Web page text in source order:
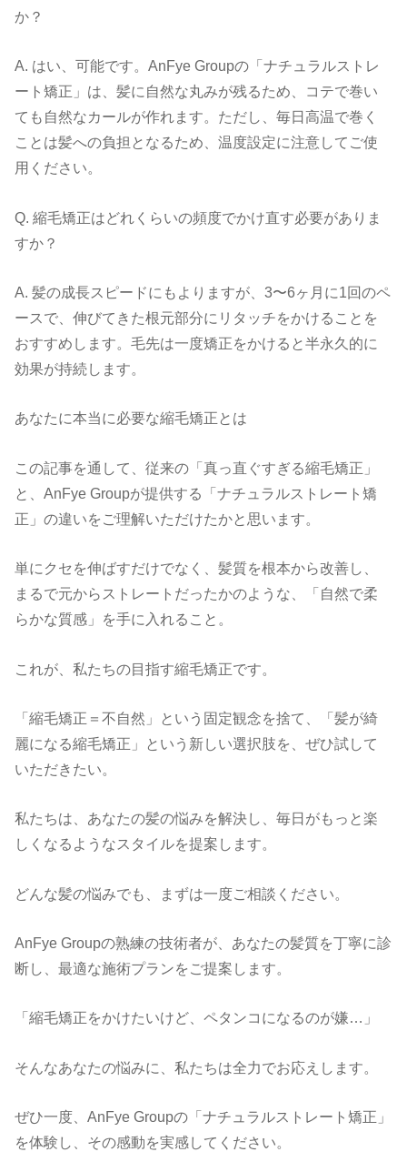
か？
A. はい、可能です。AnFye Groupの「ナチュラルストレ
ート矯正」は、髪に自然な丸みが残るため、コテで巻い
ても自然なカールが作れます。ただし、毎日高温で巻く
ことは髪への負担となるため、温度設定に注意してご使
用ください。
Q.縮毛矯正はどれくらいの頻度でかけ直す必要がありま
すか？
A.髪の成長スピードにもよりますが、3〜6ヶ月に1回のペ
ースで、伸びてきた根元部分にリタッチをかけることを
おすすめします。毛先は一度矯正をかけると半永久的に
効果が持続します。
あなたに本当に必要な縮毛矯正とは
この記事を通して、従来の「真っ直ぐすぎる縮毛矯正」
と、AnFye Groupが提供する「ナチュラルストレート矯
正」の違いをご理解いただけたかと思います。
単にクセを伸ばすだけでなく、髪質を根本から改善し、
まるで元からストレートだったかのような、「自然で柔
らかな質感」を手に入れること。
これが、私たちの目指す縮毛矯正です。
「縮毛矯正＝不自然」という固定観念を捨て、「髪が綺
麗になる縮毛矯正」という新しい選択肢を、ぜひ試して
いただきたい。
私たちは、あなたの髪の悩みを解決し、毎日がもっと楽
しくなるようなスタイルを提案します。
どんな髪の悩みでも、まずは一度ご相談ください。
AnFye Groupの熟練の技術者が、あなたの髪質を丁寧に診
断し、最適な施術プランをご提案します。
「縮毛矯正をかけたいけど、ペタンコになるのが嫌… 」
そんなあなたの悩みに、私たちは全力でお応えします。
ぜひ一度、AnFye Groupの「ナチュラルストレート矯正」
を体験し、その感動を実感してください。